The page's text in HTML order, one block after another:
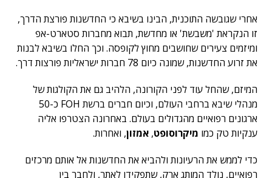
אחרי שגובשה התוכנית, הבינו בשיבא כי החדשנות פורצת הדרך,
זו הנקראת 'משבשת' או מחדשת, תבוא מחברות סטארט-אפ
ומיזמים צעירים שחושבים מחוץ לקופסה. וכך החלו בשיבא לבנות
את זרוע החדשנות, שמונה כיום 78 חברות ישראליות פורצות דרך.
המיזם, שהחל עוד לפני הקורונה, הלהיב גם את הקולגות של
מנהלי שיבא ברחבי העולם, וכיום חברים ברשת FOH כ-50
ארגונים רפואיים מהגדולים בעולם. באחרונה הצטרפו אליה
ענקיות טק כמו מיקרוסופט, אמזון, ואחרות.
כדי לממש את הרעיונות ולהביא את החדשנות אל אותם מרכזים
רפואיים, נולד המותג ארק, שתפקידו לאתר, ולחבר בין